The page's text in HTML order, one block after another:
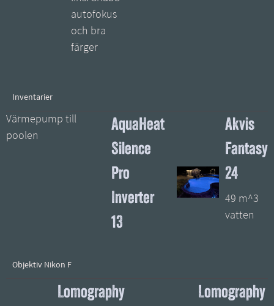
autofokus
och bra
färger
Inventarier
AquaHeat
Silence
Pro
Inverter
13
Värmepump till
poolen
Akvis
Fantasy
24
49 m^3
vatten
Objektiv Nikon F
Lomography
Lomography